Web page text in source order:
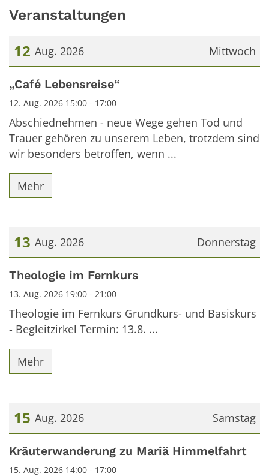
Veranstaltungen
Mittwoch
12 Aug. 2026
Datum: 12. August 2026
„Café Lebensreise“
12. Aug. 2026 15:00 - 17:00
Abschiednehmen - neue Wege gehen Tod und
Trauer gehören zu unserem Leben, trotzdem sind
wir besonders betroffen, wenn ...
Mehr
Donnerstag
13 Aug. 2026
Datum: 13. August 2026
Theologie im Fernkurs
13. Aug. 2026 19:00 - 21:00
Theologie im Fernkurs Grundkurs- und Basiskurs
- Begleitzirkel Termin: 13.8. ...
Mehr
Samstag
15 Aug. 2026
Datum: 15. August 2026
Kräuterwanderung zu Mariä Himmelfahrt
15. Aug. 2026 14:00 - 17:00